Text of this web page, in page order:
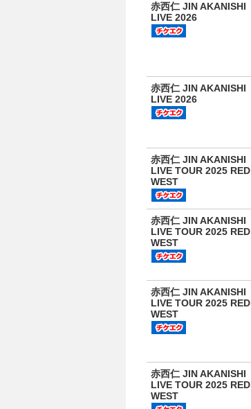
赤西仁 JIN AKANISHI
LIVE 2026
赤西仁 JIN AKANISHI
LIVE 2026
赤西仁 JIN AKANISHI
LIVE TOUR 2025 RED
WEST
赤西仁 JIN AKANISHI
LIVE TOUR 2025 RED
WEST
赤西仁 JIN AKANISHI
LIVE TOUR 2025 RED
WEST
赤西仁 JIN AKANISHI
LIVE TOUR 2025 RED
WEST